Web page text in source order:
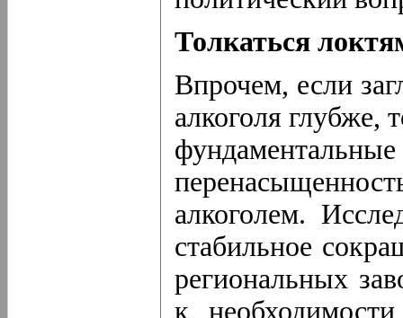
Толкаться
Впрочем, если
алкоголя глубже,
алкоголем.
стабильное
региональных
к